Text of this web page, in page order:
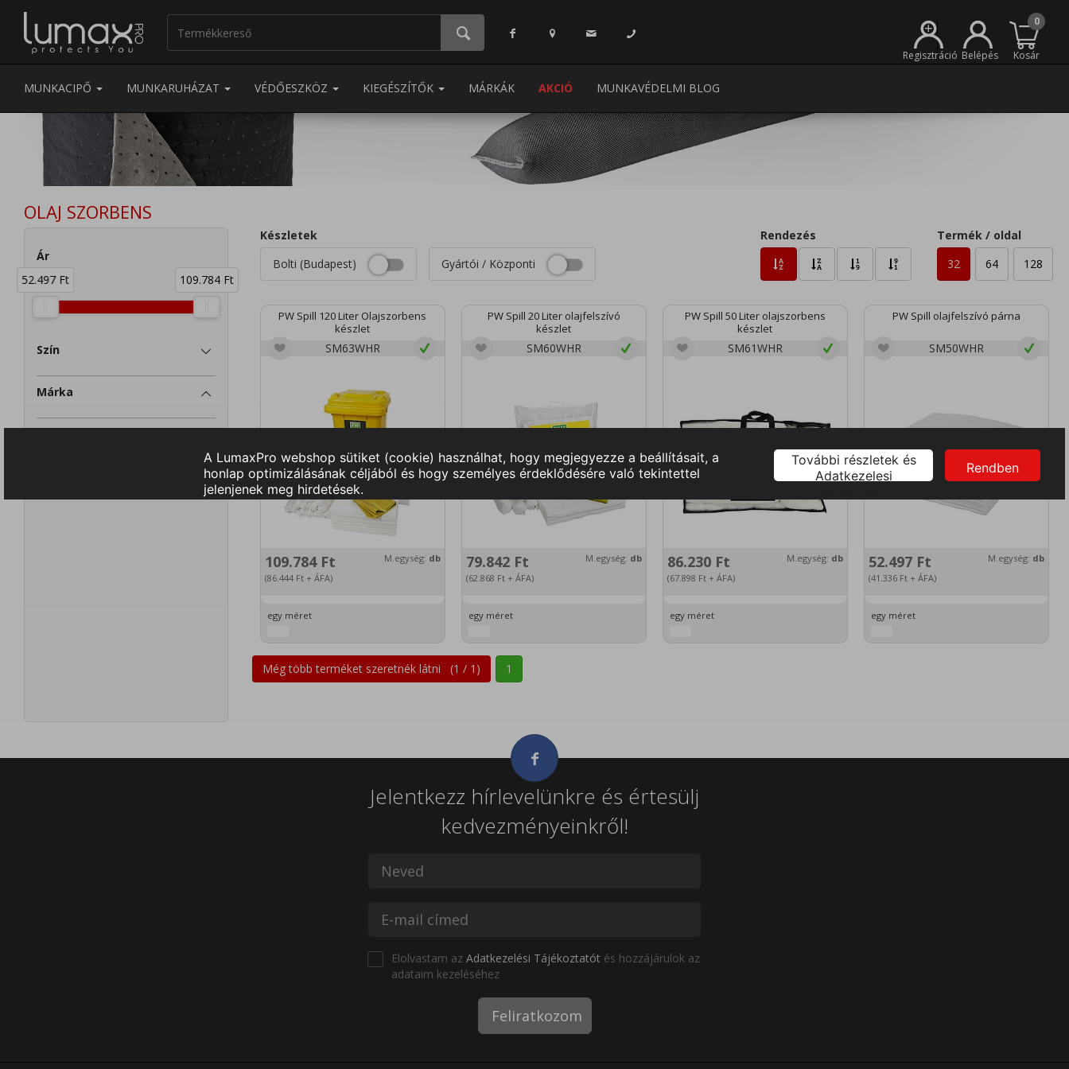
+
Regisztráció Belépés
0
Kosár
MUNKACIPŐ MUNKARUHÁZAT VÉDŐESZKÖZ KIEGÉSZÍTŐK MÁRKÁK AKCIÓ MUNKAVÉDELMI BLOG
OLAJ SZORBENS
Ár
52.497 Ft
109.784 Ft
Szín
Márka
Készletek
Bolti (Budapest)
Gyártói / Központi
Rendezés
Termék / oldal
32
64 128
PW Spill 120 Liter Olajszorbens
készlet
SM63WHR
109.784 Ft
(86.444 Ft+ ÁFA)
M.egység: db
egy méret
PW Spill 20 Liter olajfelszívó
készlet
SM60WHR
79.842 Ft
(62.868 Ft+ ÁFA)
M.egység: db
egy méret
PW Spill 50 Liter olajszorbens
készlet
SM61WHR
86.230 Ft
(67.898 Ft+ ÁFA)
M.egység: db
egy méret
PW Spill olajfelszívó párna
SM50WHR
52.497 Ft
(41.336 Ft+ ÁFA)
M.egység: db
egy méret
Még több terméket szeretnék látni (1 / 1 ) 1
Jelentkezz hírlevelünkre és értesülj
kedvezményeinkről!
Elolvastam az Adatkezelési Tájékoztatót és hozzájárulok az
adataim kezeléséhez
Feliratkozom